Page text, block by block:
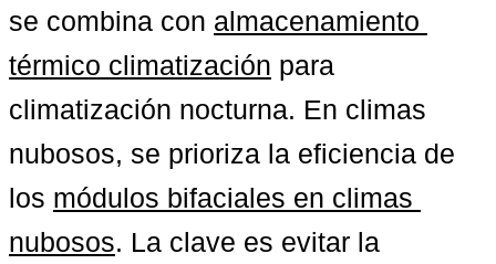
se combina con almacenamiento
térmico climatización para
climatización nocturna. En climas
nubosos, se prioriza la eficiencia de
los módulos bifaciales en climas
nubosos. La clave es evitar la